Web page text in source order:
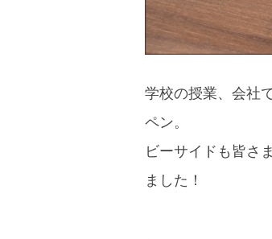
学校の授業、会社
ペン。
ビーサイドも皆さ
ました！